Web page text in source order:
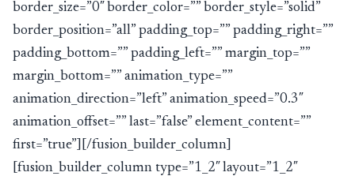
border_size=”0″ border_color=”” border_style=”solid”
border_position=”all” padding_top=”” padding_right=””
padding_bottom=”” padding_left=”” margin_top=””
margin_bottom=”” animation_type=””
animation_direction=”left” animation_speed=”0.3″
animation_offset=”” last=”false” element_content=””
first=”true”][/fusion_builder_column]
[fusion_builder_column type=”1_2″ layout=”1_2″